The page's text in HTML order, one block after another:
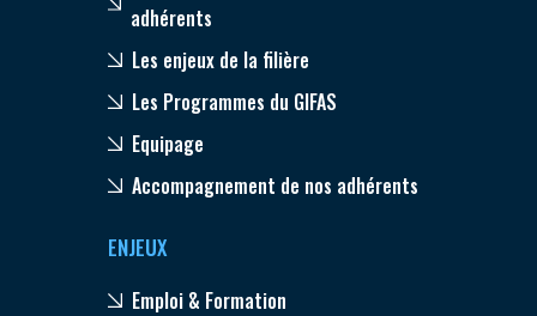
adhérents
Les enjeux de la filière
Les Programmes du GIFAS
Equipage
Accompagnement de nos adhérents
ENJEUX
Emploi & Formation